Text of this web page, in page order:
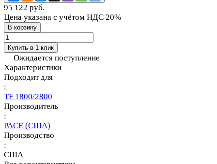
95 122 руб.
Цена указана с учётом НДС 20%
В корзину
Купить в 1 клик
Ожидается поступление
Характеристики
Подходит для
:
TF 1800/2800
Производитель
:
PACE (США)
Производство
:
США